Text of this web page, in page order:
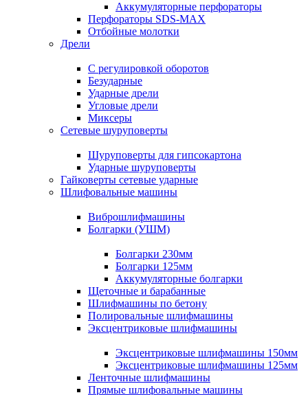
Аккумуляторные перфораторы
Перфораторы SDS-MAX
Отбойные молотки
Дрели
С регулировкой оборотов
Безударные
Ударные дрели
Угловые дрели
Миксеры
Сетевые шуруповерты
Шуруповерты для гипсокартона
Ударные шуруповерты
Гайковерты сетевые ударные
Шлифовальные машины
Виброшлифмашины
Болгарки (УШМ)
Болгарки 230мм
Болгарки 125мм
Аккумуляторные болгарки
Щеточные и барабанные
Шлифмашины по бетону
Полировальные шлифмашины
Эксцентриковые шлифмашины
Эксцентриковые шлифмашины 150мм
Эксцентриковые шлифмашины 125мм
Ленточные шлифмашины
Прямые шлифовальные машины